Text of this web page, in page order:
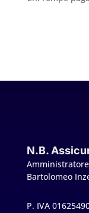
N.B.
Bartolomeo
P. IVA